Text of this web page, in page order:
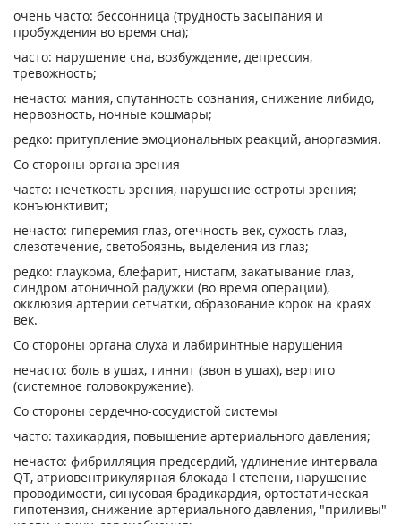
очень часто: бессонница (трудность засыпания и
пробуждения во время сна);
часто: нарушение сна, возбуждение, депрессия,
тревожность;
нечасто: мания, спутанность сознания, снижение либидо,
нервозность, ночные кошмары;
редко: притупление эмоциональных реакций, аноргазмия.
Со стороны органа зрения
часто: нечеткость зрения, нарушение остроты зрения;
конъюнктивит;
нечасто: гиперемия глаз, отечность век, сухость глаз,
слезотечение, светобоязнь, выделения из глаз;
редко: глаукома, блефарит, нистагм, закатывание глаз,
синдром атоничной радужки (во время операции),
окклюзия артерии сетчатки, образование корок на краях
век.
Со стороны органа слуха и лабиринтные нарушения
нечасто: боль в ушах, тиннит (звон в ушах), вертиго
(системное головокружение).
Со стороны сердечно-сосудистой системы
часто: тахикардия, повышение артериального давления;
нечасто: фибрилляция предсердий, удлинение интервала
QT, атриовентрикулярная блокада I степени, нарушение
проводимости, синусовая брадикардия, ортостатическая
гипотензия, снижение артериального давления, "приливы"